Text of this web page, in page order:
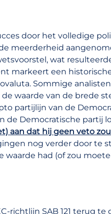
door het volledige
meerderheid
wat
markeert een
Sommige
waarde van de brede
partijlijn van de
de Democratische partij
aan dat hij geen veto
nog verder door te
waarde had (of zou
richtlijn SAB 121 terug te